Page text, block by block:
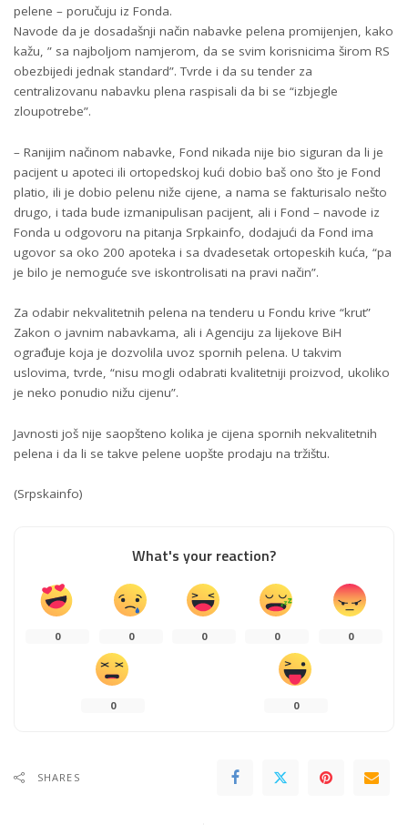
pelene – poručuju iz Fonda.
Navode da je dosadašnji način nabavke pelena promijenjen, kako
kažu, ” sa najboljom namjerom, da se svim korisnicima širom RS
obezbijedi jednak standard”. Tvrde i da su tender za
centralizovanu nabavku plena raspisali da bi se “izbjegle
zloupotrebe”.
– Ranijim načinom nabavke, Fond nikada nije bio siguran da li je
pacijent u apoteci ili ortopedskoj kući dobio baš ono što je Fond
platio, ili je dobio pelenu niže cijene, a nama se fakturisalo nešto
drugo, i tada bude izmanipulisan pacijent, ali i Fond – navode iz
Fonda u odgovoru na pitanja Srpkainfo, dodajući da Fond ima
ugovor sa oko 200 apoteka i sa dvadesetak ortopeskih kuća, “pa
je bilo je nemoguće sve iskontrolisati na pravi način”.
Za odabir nekvalitetnih pelena na tenderu u Fondu krive “krut”
Zakon o javnim nabavkama, ali i Agenciju za lijekove BiH
ograđuje koja je dozvolila uvoz spornih pelena. U takvim
uslovima, tvrde, “nisu mogli odabrati kvalitetniji proizvod, ukoliko
je neko ponudio nižu cijenu”.
Javnosti još nije saopšteno kolika je cijena spornih nekvalitetnih
pelena i da li se takve pelene uopšte prodaju na tržištu.
(Srpskainfo)
What's your reaction?
0 0 0 0 0
0 0
SHARES